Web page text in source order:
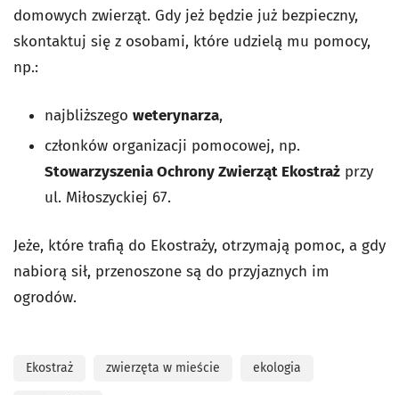
domowych zwierząt. Gdy jeż będzie już bezpieczny,
skontaktuj się z osobami, które udzielą mu pomocy,
np.:
najbliższego weterynarza,
członków organizacji pomocowej, np.
Stowarzyszenia Ochrony Zwierząt Ekostraż przy
ul. Miłoszyckiej 67.
Jeże, które trafią do Ekostraży, otrzymają pomoc, a gdy
nabiorą sił, przenoszone są do przyjaznych im
ogrodów.
Ekostraż zwierzęta w mieście ekologia